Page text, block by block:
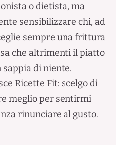
o dietista, ma
sensibilizzare chi, ad
sempre una frittura
che altrimenti il piatto
sappia di niente.
Ricette Fit: scelgo di
meglio per sentirmi
rinunciare al gusto.